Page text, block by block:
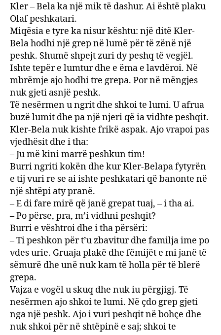
Kler – Bela ka një mik të dashur. Ai është plaku
Olaf peshkatari.
Miqësia e tyre ka nisur kështu: një ditë Kler-
Bela hodhi një grep në lumë për të zënë një
peshk. Shumë shpejt zuri dy peshq të vegjël.
Ishte tepër e lumtur dhe e ëma e lavdëroi. Në
mbrëmje ajo hodhi tre grepa. Por në mëngjes
nuk gjeti asnjë peshk.
Të nesërmen u ngrit dhe shkoi te lumi. U afrua
buzë lumit dhe pa një njeri që ia vidhte peshqit.
Kler-Bela nuk kishte frikë aspak. Ajo vrapoi pas
vjedhësit dhe i tha:
– Ju më kini marrë peshkun tim!
Burri ngriti kokën dhe kur Kler-Belapa fytyrën
e tij vuri re se ai ishte peshkatari që banonte në
një shtëpi aty pranë.
– E di fare mirë që janë grepat tuaj, – i tha ai.
– Po përse, pra, m’i vidhni peshqit?
Burri e vështroi dhe i tha përsëri:
– Ti peshkon për t’u zbavitur dhe familja ime po
vdes urie. Gruaja plakë dhe fëmijët e mi janë të
sëmurë dhe unë nuk kam të holla për të blerë
grepa.
Vajza e vogël u skuq dhe nuk iu përgjigj. Të
nesërmen ajo shkoi te lumi. Në çdo grep gjeti
nga një peshk. Ajo i vuri peshqit në bohçe dhe
nuk shkoi për në shtëpinë e saj; shkoi te